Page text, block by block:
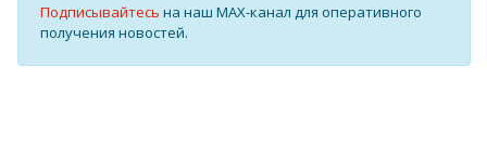
Подписывайтесь на наш MAX-канал для оперативного
получения новостей.